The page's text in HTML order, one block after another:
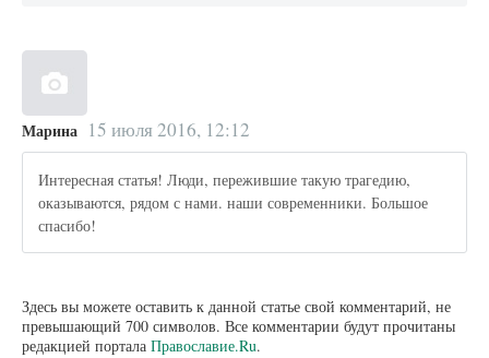
Марина 15 июля 2016, 12:12
Интересная статья! Люди, пережившие такую трагедию,
оказываются, рядом с нами. наши современники. Большое
спасибо!
Здесь вы можете оставить к данной статье свой комментарий, не
превышающий 700 символов. Все комментарии будут прочитаны
редакцией портала Православие.Ru.